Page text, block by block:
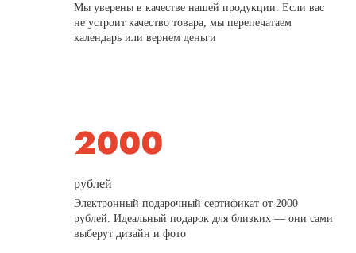
Мы уверены в качестве нашей продукции. Если вас
не устроит качество товара, мы перепечатаем
календарь или вернем деньги
рублей
Электронный подарочный сертификат от 2000
рублей. Идеальный подарок для близких — они сами
выберут дизайн и фото